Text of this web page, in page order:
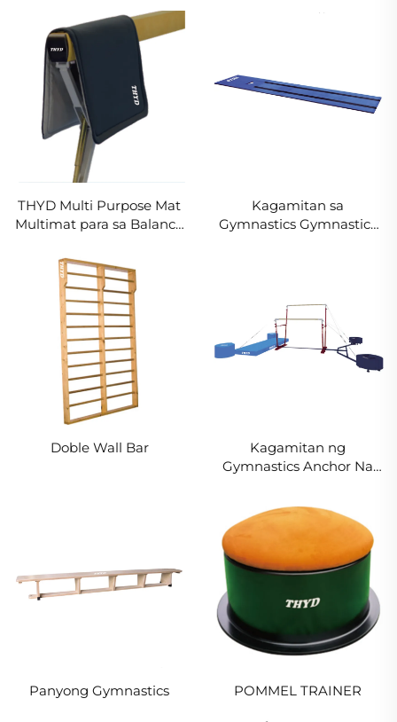
THYD Multi Purpose Mat
Multimat para sa Balance
Kagamitan sa
Gymnastics Gymnastics
Doble Wall Bar
Kagamitan ng
Gymnastics Anchor Na
para sa Hindi
Magkaparehong Baras
Panyong Gymnastics POMMEL TRAINER